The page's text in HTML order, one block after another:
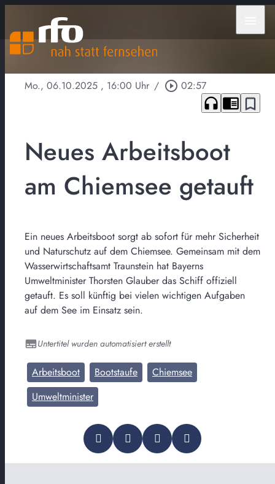
Mo., 06.10.2025 , 16:00 Uhr / play_circle_outline 02:57
headphones chrome_reader_mode bookmark_border
Neues Arbeitsboot
am Chiemsee getauft
Ein neues Arbeitsboot sorgt ab sofort für mehr Sicherheit
und Naturschutz auf dem Chiemsee. Gemeinsam mit dem
Wasserwirtschaftsamt Traunstein hat Bayerns
Umweltminister Thorsten Glauber das Schiff offiziell
getauft. Es soll künftig bei vielen wichtigen Aufgaben
auf dem See im Einsatz sein.
Untertitel wurden automatisiert erstellt
Arbeitsboot Bootstaufe
Chiemsee
Umweltminister